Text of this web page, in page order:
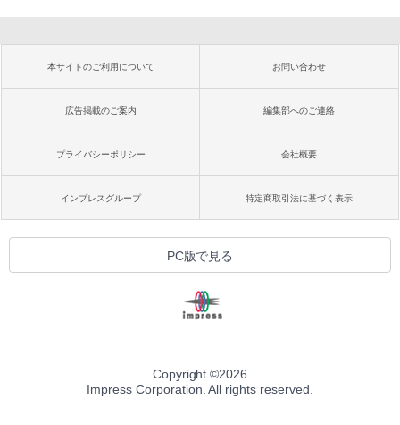
本サイトのご利用について お問い合わせ
広告掲載のご案内 編集部へのご連絡
プライバシーポリシー 会社概要
インプレスグループ 特定商取引法に基づく表示
PC版で見る
Copyright ©2026
Impress Corporation. All rights reserved.